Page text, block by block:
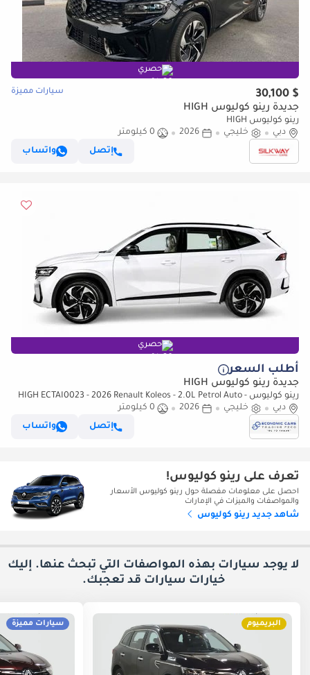
حصري
$ 30,100 سيارات مميزة
جديدة رينو كوليوس HIGH
رينو كوليوس HIGH
دبي
خليجي 2026
0 كيلومتر
إتصل
واتساب
حصري
أطلب السعر
جديدة رينو كوليوس HIGH
رينو كوليوس HIGH ECTAI0023 - 2026 Renault Koleos - 2.0L Petrol Auto -
White with Tan
دبي خليجي 2026
0 كيلومتر
إتصل
واتساب
تعرف على رينو كوليوس!
احصل على معلومات مفصلة حول رينو كوليوس الأسعار
والمواصفات والميزات في الإمارات
شاهد جديد رينو كوليوس
لا يوجد سيارات بهذه المواصفات التي تبحث عنها. إليك
خيارات سيارات قد تعجبك.
البريميوم سيارات مميزة